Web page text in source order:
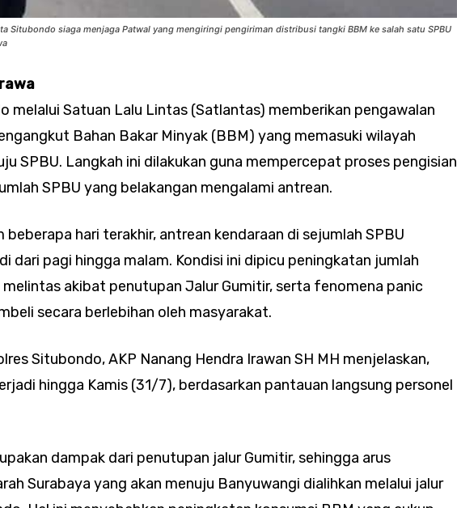
Situbondo siaga menjaga Patwal yang mengiringi pengiriman distribusi tangki BBM ke salah satu SPBU
melalui Satuan Lalu Lintas (Satlantas) memberikan pengawalan
Bahan Bakar Minyak (BBM) yang memasuki wilayah
SPBU. Langkah ini dilakukan guna mempercepat proses pengisian
SPBU yang belakangan mengalami antrean.
beberapa hari terakhir, antrean kendaraan di sejumlah SPBU
dari pagi hingga malam. Kondisi ini dipicu peningkatan jumlah
melintas akibat penutupan Jalur Gumitir, serta fenomena panic
secara berlebihan oleh masyarakat.
Situbondo, AKP Nanang Hendra Irawan SH MH menjelaskan,
hingga Kamis (31/7), berdasarkan pantauan langsung personel
dampak dari penutupan jalur Gumitir, sehingga arus
Surabaya yang akan menuju Banyuwangi dialihkan melalui jalur